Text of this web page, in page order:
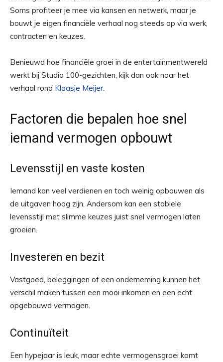
Soms profiteer je mee via kansen en netwerk, maar je
bouwt je eigen financiële verhaal nog steeds op via werk,
contracten en keuzes.
Benieuwd hoe financiële groei in de entertainmentwereld
werkt bij Studio 100-gezichten, kijk dan ook naar het
verhaal rond Klaasje Meijer.
Factoren die bepalen hoe snel
iemand vermogen opbouwt
Levensstijl en vaste kosten
Iemand kan veel verdienen en toch weinig opbouwen als
de uitgaven hoog zijn. Andersom kan een stabiele
levensstijl met slimme keuzes juist snel vermogen laten
groeien.
Investeren en bezit
Vastgoed, beleggingen of een onderneming kunnen het
verschil maken tussen een mooi inkomen en een echt
opgebouwd vermogen.
Continuïteit
Een hypejaar is leuk, maar echte vermogensgroei komt